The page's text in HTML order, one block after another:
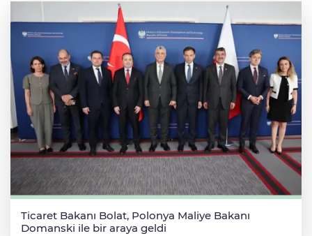
Ticaret Bakanı Bolat, Polonya Maliye Bakanı
Domanski ile bir araya geldi